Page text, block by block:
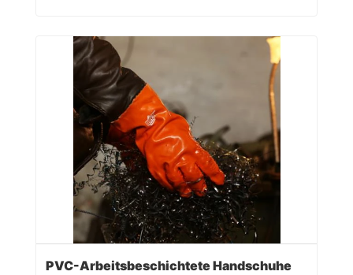
PVC-Arbeitsbeschichtete Handschuhe